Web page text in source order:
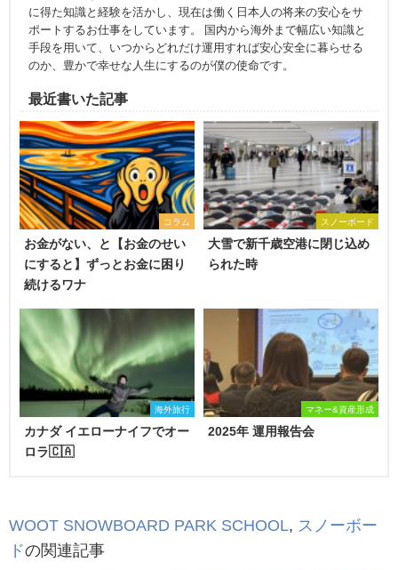
に得た知識と経験を活かし、現在は働く日本人の将来の安心をサ
ポートするお仕事をしています。 国内から海外まで幅広い知識と
手段を用いて、いつからどれだけ運用すれば安心安全に暮らせる
のか、豊かで幸せな人生にするのが僕の使命です。
最近書いた記事
コラム
お金がない、と【お金のせい
にすると】ずっとお金に困り
続けるワナ
スノーボード
大雪で新千歳空港に閉じ込め
られた時
海外旅行
カナダ イエローナイフでオー
ロラ🇨🇦
マネー&資産形成
2025年 運用報告会
WOOT SNOWBOARD PARK SCHOOL, スノーボー
ドの関連記事